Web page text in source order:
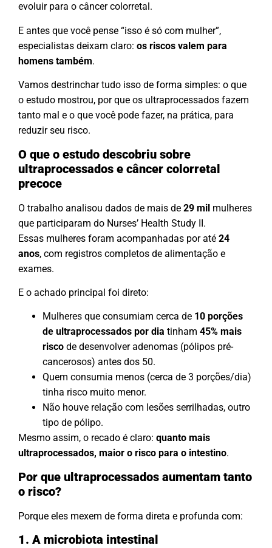
evoluir para o câncer colorretal.
E antes que você pense “isso é só com mulher”,
especialistas deixam claro: os riscos valem para
homens também.
Vamos destrinchar tudo isso de forma simples: o que
o estudo mostrou, por que os ultraprocessados fazem
tanto mal e o que você pode fazer, na prática, para
reduzir seu risco.
O que o estudo descobriu sobre
ultraprocessados e câncer colorretal
precoce
O trabalho analisou dados de mais de 29 mil mulheres
que participaram do Nurses’ Health Study II.
Essas mulheres foram acompanhadas por até 24
anos, com registros completos de alimentação e
exames.
E o achado principal foi direto:
Mulheres que consumiam cerca de 10 porções
de ultraprocessados por dia tinham 45% mais
risco de desenvolver adenomas (pólipos pré-
cancerosos) antes dos 50.
Quem consumia menos (cerca de 3 porções/dia)
tinha risco muito menor.
Não houve relação com lesões serrilhadas, outro
tipo de pólipo.
Mesmo assim, o recado é claro: quanto mais
ultraprocessados, maior o risco para o intestino.
Por que ultraprocessados aumentam tanto
o risco?
Porque eles mexem de forma direta e profunda com:
1. A microbiota intestinal